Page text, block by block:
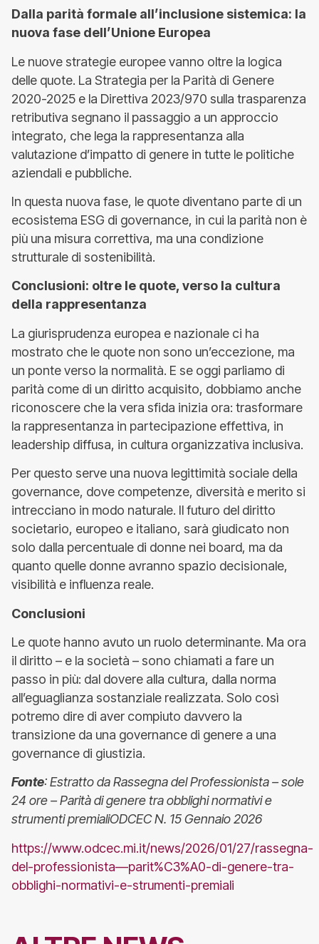
Dalla parità formale all’inclusione sistemica: la
nuova fase dell’Unione Europea
Le nuove strategie europee vanno oltre la logica
delle quote. La Strategia per la Parità di Genere
2020-2025 e la Direttiva 2023/970 sulla trasparenza
retributiva segnano il passaggio a un approccio
integrato, che lega la rappresentanza alla
valutazione d’impatto di genere in tutte le politiche
aziendali e pubbliche.
In questa nuova fase, le quote diventano parte di un
ecosistema ESG di governance, in cui la parità non è
più una misura correttiva, ma una condizione
strutturale di sostenibilità.
Conclusioni: oltre le quote, verso la cultura
della rappresentanza
La giurisprudenza europea e nazionale ci ha
mostrato che le quote non sono un’eccezione, ma
un ponte verso la normalità. E se oggi parliamo di
parità come di un diritto acquisito, dobbiamo anche
riconoscere che la vera sfida inizia ora: trasformare
la rappresentanza in partecipazione effettiva, in
leadership diffusa, in cultura organizzativa inclusiva.
Per questo serve una nuova legittimità sociale della
governance, dove competenze, diversità e merito si
intrecciano in modo naturale. Il futuro del diritto
societario, europeo e italiano, sarà giudicato non
solo dalla percentuale di donne nei board, ma da
quanto quelle donne avranno spazio decisionale,
visibilità e influenza reale.
Conclusioni
Le quote hanno avuto un ruolo determinante. Ma ora
il diritto – e la società – sono chiamati a fare un
passo in più: dal dovere alla cultura, dalla norma
all’eguaglianza sostanziale realizzata. Solo così
potremo dire di aver compiuto davvero la
transizione da una governance di genere a una
governance di giustizia.
Fonte: Estratto da Rassegna del Professionista – sole
24 ore – Parità di genere tra obblighi normativi e
strumenti premialiODCEC N. 15 Gennaio 2026
https://www.odcec.mi.it/news/2026/01/27/rassegna-
del-professionista—parit%C3%A0-di-genere-tra-
obblighi-normativi-e-strumenti-premiali